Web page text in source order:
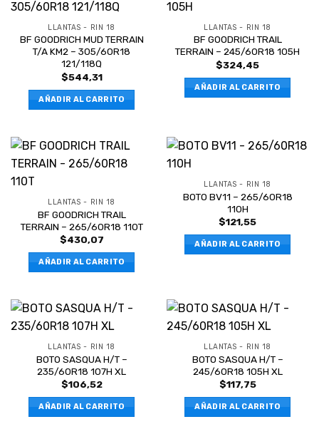
LLANTAS - RIN 18
BF GOODRICH MUD TERRAIN
T/A KM2 – 305/60R18
121/118Q
$544,31
AÑADIR AL CARRITO
LLANTAS - RIN 18
BF GOODRICH TRAIL
TERRAIN – 245/60R18 105H
$324,45
AÑADIR AL CARRITO
LLANTAS - RIN 18
BF GOODRICH TRAIL
TERRAIN – 265/60R18 110T
$430,07
AÑADIR AL CARRITO
LLANTAS - RIN 18
BOTO BV11 – 265/60R18
110H
$121,55
AÑADIR AL CARRITO
LLANTAS - RIN 18
BOTO SASQUA H/T –
235/60R18 107H XL
$106,52
AÑADIR AL CARRITO
LLANTAS - RIN 18
BOTO SASQUA H/T –
245/60R18 105H XL
$117,75
AÑADIR AL CARRITO